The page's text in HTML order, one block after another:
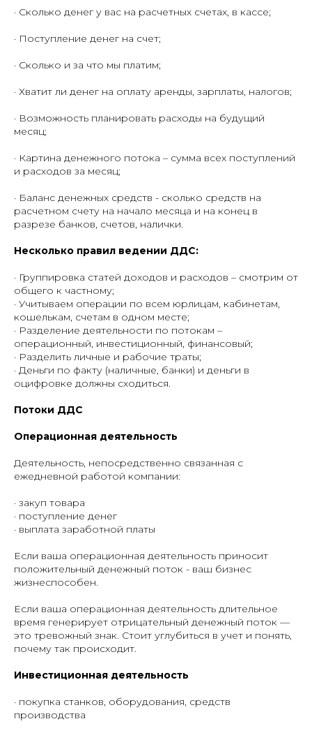
· Сколько денег у вас на расчетных счетах, в кассе;
· Поступление денег на счет;
· Сколько и за что мы платим;
· Хватит ли денег на оплату аренды, зарплаты, налогов;
· Возможность планировать расходы на будущий
месяц;
· Картина денежного потока – сумма всех поступлений
и расходов за месяц;
· Баланс денежных средств - сколько средств на
расчетном счету на начало месяца и на конец в
разрезе банков, счетов, налички.
Несколько правил ведении ДДС:
· Группировка статей доходов и расходов – смотрим от
общего к частному;
· Учитываем операции по всем юрлицам, кабинетам,
кошелькам, счетам в одном месте;
· Разделение деятельности по потокам –
операционный, инвестиционный, финансовый;
· Разделить личные и рабочие траты;
· Деньги по факту (наличные, банки) и деньги в
оцифровке должны сходиться.
Потоки ДДС
Операционная деятельность
Деятельность, непосредственно связанная с
ежедневной работой компании:
· закуп товара
· поступление денег
· выплата заработной платы
Если ваша операционная деятельность приносит
положительный денежный поток - ваш бизнес
жизнеспособен.
Если ваша операционная деятельность длительное
время генерирует отрицательный денежный поток —
это тревожный знак. Стоит углубиться в учет и понять,
почему так происходит.
Инвестиционная деятельность
· покупка станков, оборудования, средств
производства